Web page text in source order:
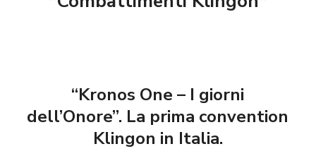
“Kronos One – I giorni
dell’Onore”. La prima convention
Klingon in Italia.